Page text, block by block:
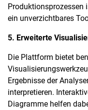
Produktionsprozessen
ein unverzichtbares
5. Erweiterte
Die Plattform bietet
Ergebnisse der
interpretieren.
Diagramme helfen